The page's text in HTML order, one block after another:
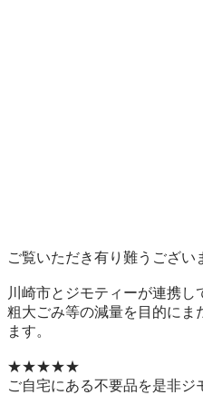
ご覧いただき有り難うござい
川崎市とジモティーが連携し
粗⼤ごみ等の減量を⽬的にま
ます。
★★★★★
ご自宅にある不要品を是非